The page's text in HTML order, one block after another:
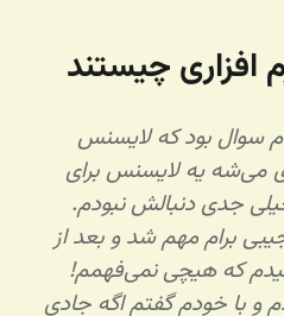
چیستند
سوال بود که لایسنس
می‌شه یه لایسنس برای
جدی دنبالش نبودم.
برام مهم شد و بعد از
که هیچی نمی‌فهمم!
و با خودم گفتم اگه جادی